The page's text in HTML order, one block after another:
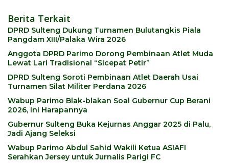
Berita Terkait
DPRD Sulteng Dukung Turnamen Bulutangkis Piala
Pangdam XIII/Palaka Wira 2026
Anggota DPRD Parimo Dorong Pembinaan Atlet Muda
Lewat Lari Tradisional “Sicepat Petir”
DPRD Sulteng Soroti Pembinaan Atlet Daerah Usai
Turnamen Silat Militer Perdana 2026
Wabup Parimo Blak-blakan Soal Gubernur Cup Berani
2026, Ini Harapannya
Gubernur Sulteng Buka Kejurnas Anggar 2025 di Palu,
Jadi Ajang Seleksi
Wabup Parimo Abdul Sahid Wakili Ketua ASIAFI
Serahkan Jersey untuk Jurnalis Parigi FC